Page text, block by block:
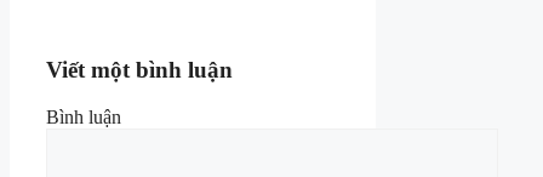
Viết một bình luận
Bình luận